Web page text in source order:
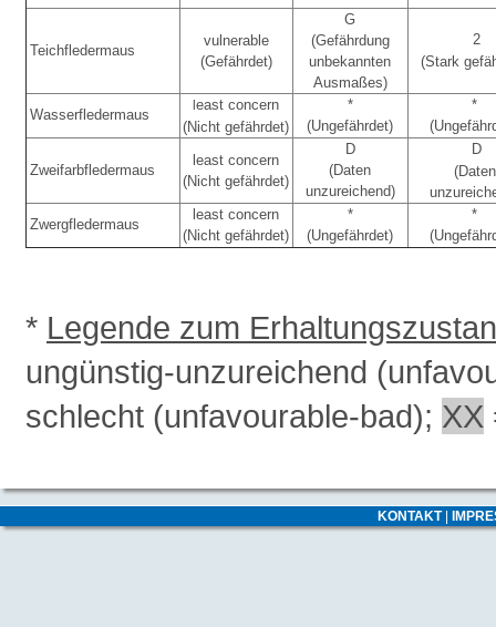
Teichfledermaus
vulnerable
(Gefährdet)
G
(Gefährdung
unbekannten
Ausmaßes)
2
(Stark
Wasserfledermaus
least concern
(Nicht gefährdet)
*
(Ungefährdet)
*
Zweifarbfledermaus
least concern
(Nicht gefährdet)
D
(Daten
unzureichend)
D
(Daten
Zwergfledermaus
least concern
(Nicht gefährdet)
*
(Ungefährdet)
*
* Legende zum
ungünstig-unzureichend
schlecht (unfavourable-bad); XX
KONTAKT|